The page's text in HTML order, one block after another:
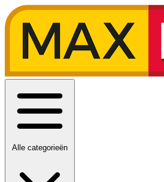
Alle categorieën